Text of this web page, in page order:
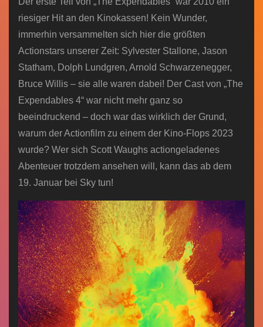
riesiger Hit an den Kinokassen! Kein Wunder,
immerhin versammelten sich hier die größten
Actionstars unserer Zeit: Sylvester Stallone, Jason
Statham, Dolph Lundgren, Arnold Schwarzenegger,
Bruce Willis – sie alle waren dabei! Der Cast von „The
Expendables 4“ war nicht mehr ganz so
beeindruckend – doch war das wirklich der Grund,
warum der Actionfilm zu einem der Kino-Flops 2023
wurde? Wer sich Scott Waughs actiongeladenes
Abenteuer trotzdem ansehen will, kann das ab dem
19. Januar bei Sky tun!